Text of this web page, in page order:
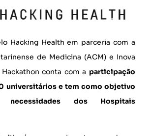
Hacking Health em parceria com a
de Medicina (ACM) e Inova
conta com a participação
universitários e tem como objetivo
dos Hospitais